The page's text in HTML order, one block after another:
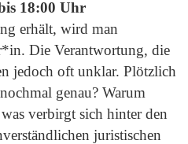
18:00 Uhr
erhält, wird man
Die Verantwortung, die
jedoch oft unklar. Plötzlich
genau? Warum
verbirgt sich hinter den
juristischen